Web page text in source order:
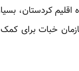
کردستان،
خبات برای